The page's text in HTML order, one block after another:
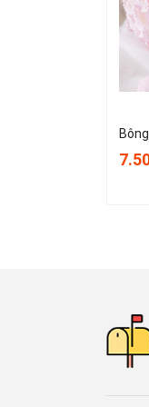
🕗
🏡
🚛